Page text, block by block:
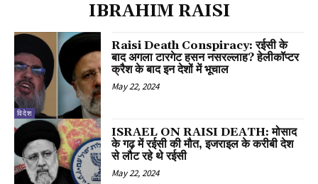
IBRAHIM RAISI
विदेश
Raisi Death Conspiracy: रईसी के
बाद अगला टारगेट हसन नसरल्लाह? हेलीकॉप्टर
क्रैश के बाद इन देशों में भूचाल
May 22, 2024
ISRAEL ON RAISI DEATH: मोसाद
के गढ़ में रईसी की मौत, इजराइल के करीबी देश
से लौट रहे थे रईसी
May 22, 2024